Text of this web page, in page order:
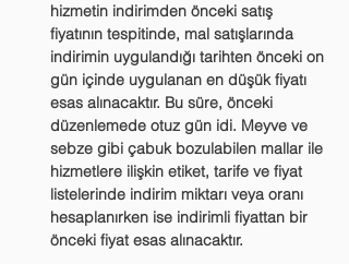
hizmetin indirimden önceki satış
fiyatının tespitinde, mal satışlarında
indirimin uygulandığı tarihten önceki on
gün içinde uygulanan en düşük fiyatı
esas alınacaktır. Bu süre, önceki
düzenlemede otuz gün idi. Meyve ve
sebze gibi çabuk bozulabilen mallar ile
hizmetlere ilişkin etiket, tarife ve fiyat
listelerinde indirim miktarı veya oranı
hesaplanırken ise indirimli fiyattan bir
önceki fiyat esas alınacaktır.